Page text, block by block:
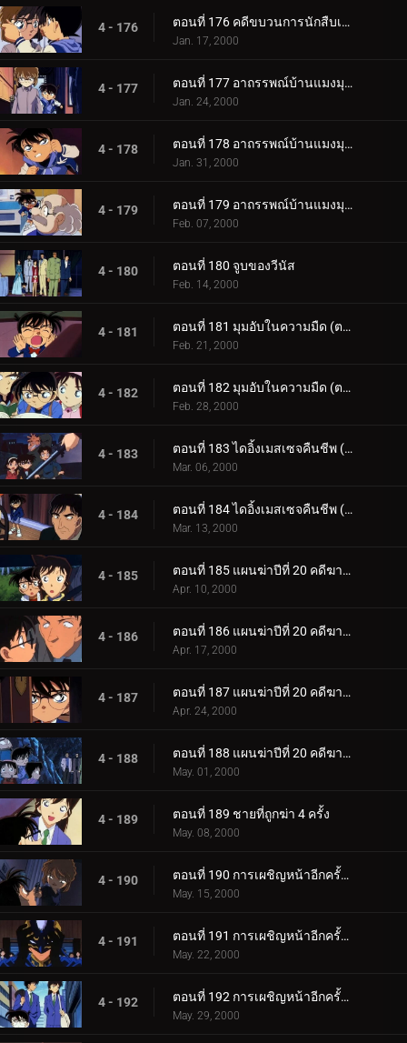
4 - 176 ตอนที่ 176 คดีขบวนการนักสืบเยาวชนหายตัว
Jan. 17, 2000
4 - 177 ตอนที่ 177 อาถรรพณ์บ้านแมงมุมที่ทตโทริ (ภาคคดี)
Jan. 24, 2000
4 - 178 ตอนที่ 178 อาถรรพณ์บ้านแมงมุมที่ทตโทริ (ภาคสงสัย)
Jan. 31, 2000
4 - 179 ตอนที่ 179 อาถรรพณ์บ้านแมงมุมที่ทตโทริ (ภาคปิดคดี)
Feb. 07, 2000
4 - 180 ตอนที่ 180 จูบของวีนัส
Feb. 14, 2000
4 - 181 ตอนที่ 181 มุมอับในความมืด (ตอนแรก)
Feb. 21, 2000
4 - 182 ตอนที่ 182 มุมอับในความมืด (ตอนจบ)
Feb. 28, 2000
4 - 183 ตอนที่ 183 ไดอิ้งเมสเซจคืนชีพ (ตอนแรก)
Mar. 06, 2000
4 - 184 ตอนที่ 184 ไดอิ้งเมสเซจคืนชีพ (ตอนจบ)
Mar. 13, 2000
4 - 185 ตอนที่ 185 แผนฆ่าปีที่ 20 คดีฆาตกรรมต่อเนื่อง ซิมโฟนี่หมายเลข 1 (ตอนพิเศษ ตอนแรก)
Apr. 10, 2000
4 - 186 ตอนที่ 186 แผนฆ่าปีที่ 20 คดีฆาตกรรมต่อเนื่อง ซิมโฟนี่หมายเลข 1 (ตอนพิเศษ ตอนที่ 2)
Apr. 17, 2000
4 - 187 ตอนที่ 187 แผนฆ่าปีที่ 20 คดีฆาตกรรมต่อเนื่อง ซิมโฟนี่หมายเลข 1 (ตอนพิเศษ ตอนที่ 3)
Apr. 24, 2000
4 - 188 ตอนที่ 188 แผนฆ่าปีที่ 20 คดีฆาตกรรมต่อเนื่อง ซิมโฟนี่หมายเลข 1 (ตอนพิเศษ ตอนจบ)
May. 01, 2000
4 - 189 ตอนที่ 189 ชายที่ถูกฆ่า 4 ครั้ง
May. 08, 2000
4 - 190 ตอนที่ 190 การเผชิญหน้าอีกครั้งกับองค์กรชุดดำ (ภาคไฮบาระ)
May. 15, 2000
4 - 191 ตอนที่ 191 การเผชิญหน้าอีกครั้งกับองค์กรชุดดำ (ภาคโคนัน)
May. 22, 2000
4 - 192 ตอนที่ 192 การเผชิญหน้าอีกครั้งกับองค์กรชุดดำ (ภาคไขคดี)
May. 29, 2000